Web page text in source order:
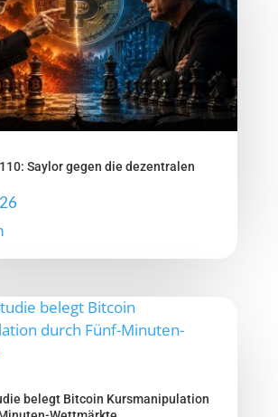
Saylor gegen die dezentralen
belegt Bitcoin Kursmanipulation